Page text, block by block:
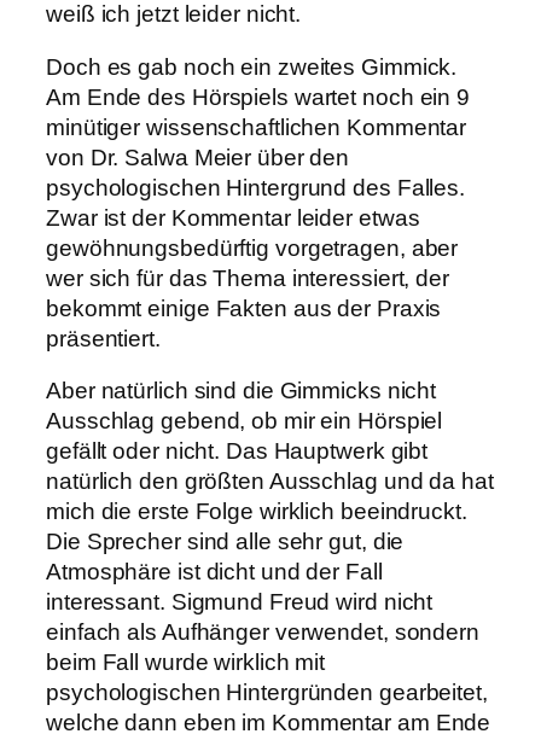
weiß ich jetzt leider nicht.
Doch es gab noch ein zweites Gimmick.
Am Ende des Hörspiels wartet noch ein 9
minütiger wissenschaftlichen Kommentar
von Dr. Salwa Meier über den
psychologischen Hintergrund des Falles.
Zwar ist der Kommentar leider etwas
gewöhnungsbedürftig vorgetragen, aber
wer sich für das Thema interessiert, der
bekommt einige Fakten aus der Praxis
präsentiert.
Aber natürlich sind die Gimmicks nicht
Ausschlag gebend, ob mir ein Hörspiel
gefällt oder nicht. Das Hauptwerk gibt
natürlich den größten Ausschlag und da hat
mich die erste Folge wirklich beeindruckt.
Die Sprecher sind alle sehr gut, die
Atmosphäre ist dicht und der Fall
interessant. Sigmund Freud wird nicht
einfach als Aufhänger verwendet, sondern
beim Fall wurde wirklich mit
psychologischen Hintergründen gearbeitet,
welche dann eben im Kommentar am Ende